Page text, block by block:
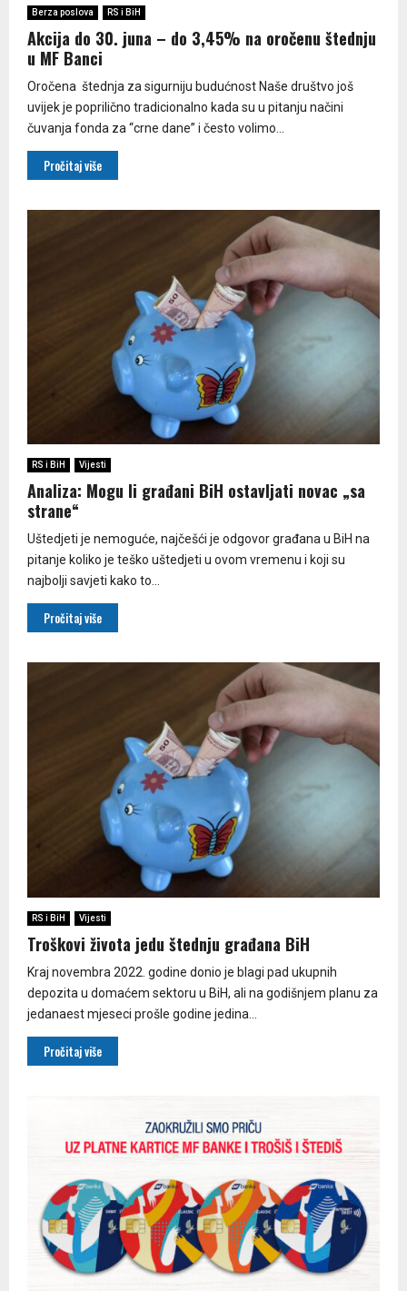
Berza poslova RS i BiH
Akcija do 30. juna – do 3,45% na oročenu štednju
u MF Banci
Oročena štednja za sigurniju budućnost Naše društvo još
uvijek je poprilično tradicionalno kada su u pitanju načini
čuvanja fonda za “crne dane” i često volimo...
Pročitaj više
RS i BiH Vijesti
Analiza: Mogu li građani BiH ostavljati novac „sa
strane“
Uštedjeti je nemoguće, najčešći je odgovor građana u BiH na
pitanje koliko je teško uštedjeti u ovom vremenu i koji su
najbolji savjeti kako to...
Pročitaj više
RS i BiH Vijesti
Troškovi života jedu štednju građana BiH
Kraj novembra 2022. godine donio je blagi pad ukupnih
depozita u domaćem sektoru u BiH, ali na godišnjem planu za
jedanaest mjeseci prošle godine jedina...
Pročitaj više